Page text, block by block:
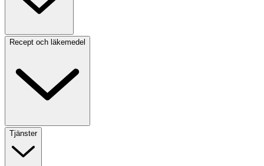
Recept och läkemedel
Tjänster